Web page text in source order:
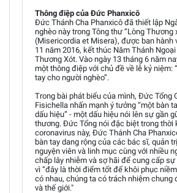
Thông điệp của Đức Phanxicô
Đức Thánh Cha Phanxicô đã thiết lập
nghèo này trong Tông thư “Lòng Thương
(Misericordia et Misera), được ban hành
11 năm 2016, kết thúc Năm Thánh
Thương Xót. Vào ngày 13 tháng 6 năm
một thông điệp với chủ đề về lễ kỷ niệm:
tay cho người nghèo”.
Trong bài phát biểu của mình, Đức Tổng
Fisichella nhấn mạnh ý tưởng “một bàn
dấu hiệu” - một dấu hiệu nói lên sự gần
thương. Đức Tổng nói đặc biệt trong thời
coronavirus này, Đức Thánh Cha
bàn tay dang rộng của các bác sĩ, quản
nguyện viên và linh mục cùng với nhiều
chấp lây nhiễm và sợ hãi để cung cấp sự
vì “đây là thời điểm tốt để khôi phục
có nhau, chúng ta có trách nhiệm chung
và thế giới."